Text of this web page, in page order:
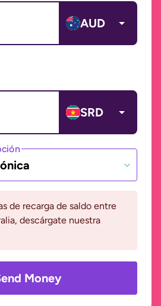
AUD
SRD
de recarga de saldo entre
descárgate nuestra
Money